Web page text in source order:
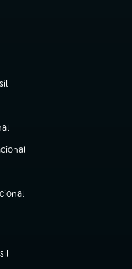
aba)
nova aba)
aba)
aba)
aba)
aba)